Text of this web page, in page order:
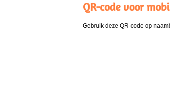
QR-code voor
Gebruik deze QR-code op